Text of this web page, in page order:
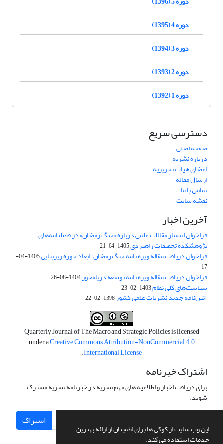
این وب سایت از کوکی ها برای اطمینان از ارائه بهترین
خدمات استفاده می کند.
دوره 4 (1395)
دوره 3 (1394)
دوره 2 (1393)
دوره 1 (1392)
دسترسی سریع
صفحه اصلی
درباره نشریه
اعضای هیات تحریریه
ارسال مقاله
تماس با ما
نقشه سایت
آخرین اخبار
فراخوان انتشار مقالات علمی درباره «جنگ رمضان» در فصلنامه‌های
پژوهشکده تحقیقات راهبردی1405-04-21
فراخوان دریافت مقاله ویژه نامه جنگ رمضان؛ ابعاد حوزه زیربنایی
1405-04-
17
فراخوان دریافت مقاله ویژه نامه توسعه دریامحور1404-08-26
سیاست‌های کلی نظام1403-02-23
آئین‌نامه جدید نشریات علمی کشور1398-02-22
Quarterly Journal of The Macro and Strategic Policies is licensed
under aCreative Commons Attribution-NonCommercial 4.0
International License
.
اشتراک خبرنامه
برای دریافت اخبار و اطلاعیه های مهم نشریه در خبرنامه نشریه مشترک
شوید.
اشتراک